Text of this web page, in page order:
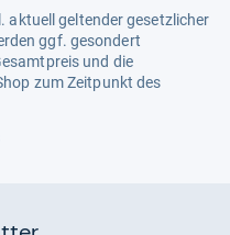
aktuell geltender gesetzlicher
ggf. gesondert
und die
zum Zeitpunkt des